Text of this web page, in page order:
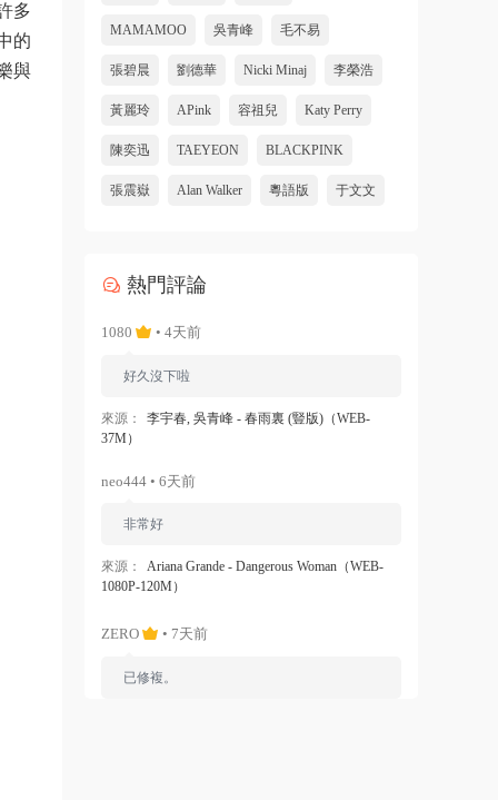
多
的
與
MAMAMOO 吳青峰 毛不易
張碧晨 劉德華 Nicki Minaj 李榮浩
黃麗玲 APink 容祖兒 Katy Perry
陳奕迅 TAEYEON BLACKPINK
張震嶽 Alan Walker 粵語版 于文文
熱門評論
1080 • 4天前
好久沒下啦
來源：
李宇春, 吳青峰 - 春雨裏 (豎版)（WEB-
37M）
neo444 • 6天前
非常好
來源：
Ariana Grande - Dangerous Woman（WEB-
1080P-120M）
ZERO • 7天前
已修複。